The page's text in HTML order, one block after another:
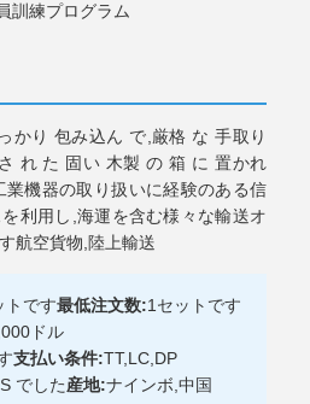
訓練プログラム
かり 包み込ん で,厳格 な 手取り
れ た 固い 木製 の 箱 に 置かれ
機器の取り扱いに経験のある信
利用し,海運を含む様々な輸送オ
航空貨物,陸上輸送
トです最低注文数:1セットです
ドル
支払い条件:TT,LC,DP
でした産地:ナインボ,中国